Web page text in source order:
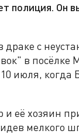
полиция. Он
с
в посёлке
июля, когда
её хозяин
мелкого